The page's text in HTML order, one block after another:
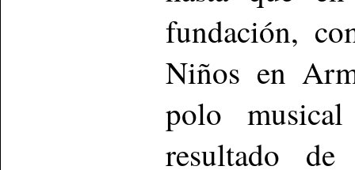
fundación,
Niños en
polo
resultado